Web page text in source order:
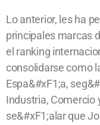
Lo anterior, les ha
principales marcas
el ranking
consolidarse como
Espa&#xF1;a,
Industria, Comercio
se&#xF1;alar que